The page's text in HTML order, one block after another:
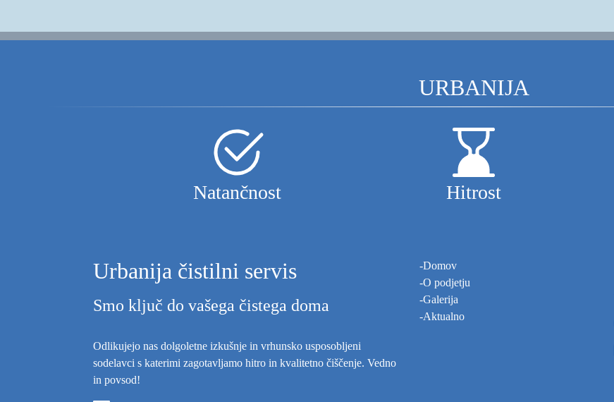
URBANIJA
Natančnost Hitrost
Urbanija čistilni servis
Smo ključ do vašega čistega doma
Odlikujejo nas dolgoletne izkušnje in vrhunsko usposobljeni
sodelavci s katerimi zagotavljamo hitro in kvalitetno čiščenje. Vedno
in povsod!
-Domov
-O podjetju
-Galerija
-Aktualno